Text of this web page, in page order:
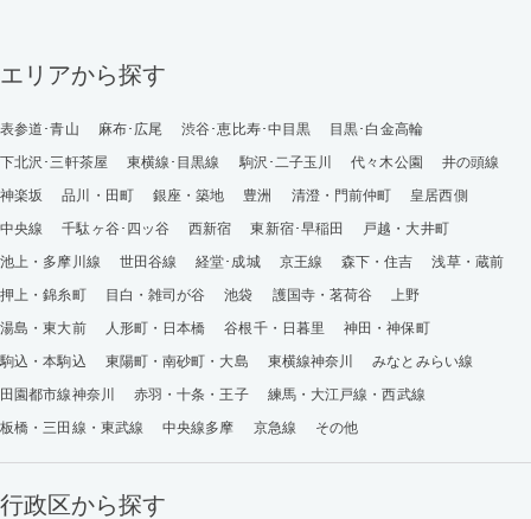
エリアから探す
表参道･青山 麻布･広尾 渋谷･恵比寿･中目黒
目黒･白金高輪
下北沢･三軒茶屋
東横線･目黒線 駒沢･二子玉川 代々木公園
井の頭線
神楽坂
品川・田町 銀座・築地 豊洲 清澄・門前仲町
皇居西側
中央線
千駄ヶ谷･四ッ谷 西新宿 東新宿･早稲田
戸越・大井町
池上・多摩川線
世田谷線 経堂･成城 京王線 森下・住吉
浅草・蔵前
押上・錦糸町
目白・雑司が谷 池袋 護国寺・茗荷谷
上野
湯島・東大前
人形町・日本橋 谷根千・日暮里
神田・神保町
駒込・本駒込
東陽町・南砂町・大島 東横線神奈川
みなとみらい線
田園都市線神奈川
赤羽・十条・王子
練馬・大江戸線・西武線
板橋・三田線・東武線
中央線多摩 京急線 その他
行政区から探す